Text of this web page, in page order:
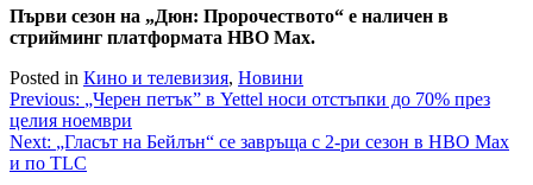
Първи сезон на „Дюн: Пророчеството“ е наличен в
стрийминг платформата HBO Max.
Posted in Кино и телевизия, Новини
Навигация
Previous: „Черен петък” в Yettel носи отстъпки до 70% през
целия ноември
Next: „Гласът на Бейлън“ се завръща с 2-ри сезон в HBO Max
и по TLC